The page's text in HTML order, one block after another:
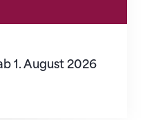
1. August 2026